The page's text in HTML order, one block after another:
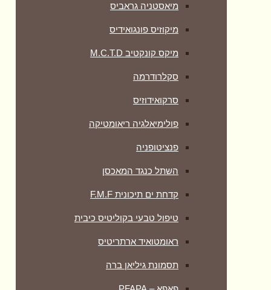
מיאסטניה גראביס
מיקוזיס פונגואידיס
מיקס קונקטיב M.C.T.D
סקלרודרמה
סרקואידוזיס
פולימיאלגיה ריאומטיקה
‏פנציטופניה
השתל כנגד המאכסן
קדחת ים תיכונית F.M.F
טיפול טבעי בקוליטיס כיבית
ראומטואיד ארתריטיס
תסמונת גיליאן ברה